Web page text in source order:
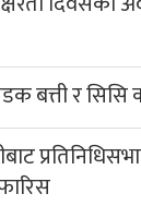
बत्ती र सिसि